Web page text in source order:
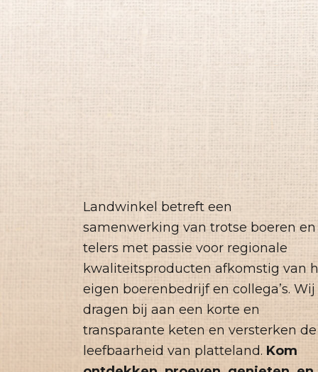
Landwinkel betreft een
samenwerking van trotse boeren en
telers met passie voor regionale
kwaliteitsproducten afkomstig van
eigen boerenbedrijf en collega’s. Wij
dragen bij aan een korte en
transparante keten en versterken de
leefbaarheid van platteland. Kom